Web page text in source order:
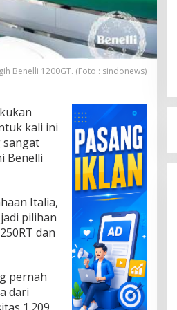
Benelli 1200GT. (Foto : sindonews)
kali ini
sangat
Benelli
Italia,
pilihan
dan
pernah
dari